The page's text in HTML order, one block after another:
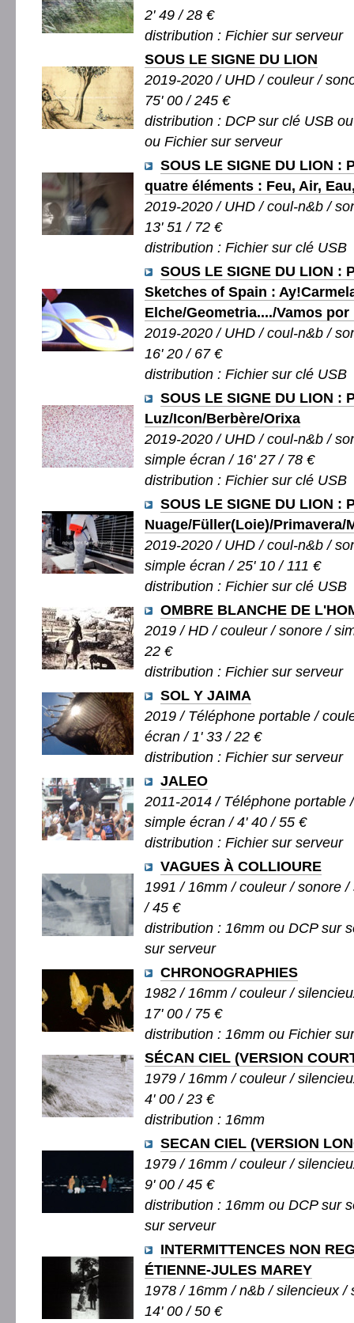
2' 49 / 28 €
distribution : Fichier sur serveur
SOUS LE SIGNE DU LION
2019-2020 / UHD / couleur /
75' 00 / 245 €
distribution : DCP sur clé USB
ou Fichier sur serveur
SOUS LE SIGNE DU LION :
quatre éléments : Feu, Air,
2019-2020 / UHD / coul-n&b /
13' 51 / 72 €
distribution : Fichier sur clé USB
SOUS LE SIGNE DU LION :
Sketches of Spain :
Elche/Geometria..../Vamos
2019-2020 / UHD / coul-n&b /
16' 20 / 67 €
distribution : Fichier sur clé USB
SOUS LE SIGNE DU LION :
Luz/Icon/Berbère/Orixa
2019-2020 / UHD / coul-n&b /
simple écran / 16' 27 / 78 €
distribution : Fichier sur clé USB
SOUS LE SIGNE DU LION :
Nuage/Füller(Loie)/Primavera/
2019-2020 / UHD / coul-n&b /
simple écran / 25' 10 / 111 €
distribution : Fichier sur clé USB
OMBRE BLANCHE DE
2019 / HD / couleur / sonore /
22 €
distribution : Fichier sur serveur
SOL Y JAIMA
2019 / Téléphone portable /
écran / 1' 33 / 22 €
distribution : Fichier sur serveur
JALEO
2011-2014 / Téléphone portable
simple écran / 4' 40 / 55 €
distribution : Fichier sur serveur
VAGUES À COLLIOURE
1991 / 16mm / couleur / sonore
/ 45 €
distribution : 16mm ou DCP sur
sur serveur
CHRONOGRAPHIES
1982 / 16mm / couleur /
17' 00 / 75 €
distribution : 16mm ou Fichier
SÉCAN CIEL (VERSION
1979 / 16mm / couleur /
4' 00 / 23 €
distribution : 16mm
SECAN CIEL (VERSION
1979 / 16mm / couleur /
9' 00 / 45 €
distribution : 16mm ou DCP sur
sur serveur
INTERMITTENCES NON
ÉTIENNE-JULES MAREY
1978 / 16mm / n&b / silencieux /
14' 00 / 50 €